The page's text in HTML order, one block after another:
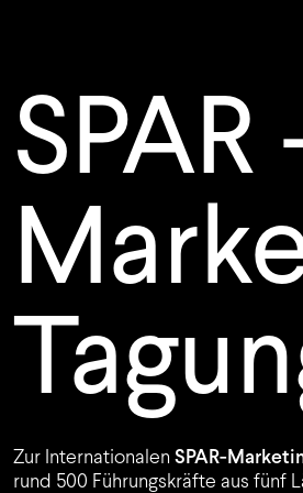
SPAR
Zur Internationalen SPAR-
rund 500 Führungskräfte aus fünf